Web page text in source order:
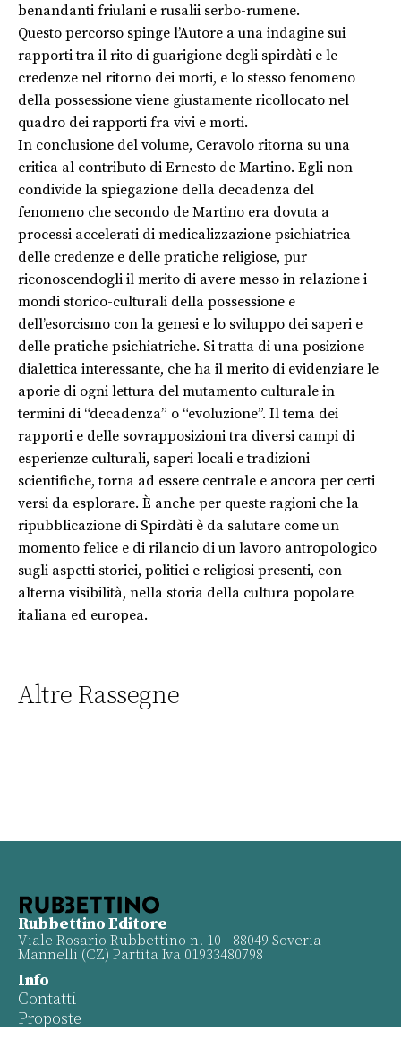
benandanti friulani e rusalii serbo-rumene.
Questo percorso spinge l’Autore a una indagine sui
rapporti tra il rito di guarigione degli spirdàti e le
credenze nel ritorno dei morti, e lo stesso fenomeno
della possessione viene giustamente ricollocato nel
quadro dei rapporti fra vivi e morti.
In conclusione del volume, Ceravolo ritorna su una
critica al contributo di Ernesto de Martino. Egli non
condivide la spiegazione della decadenza del
fenomeno che secondo de Martino era dovuta a
processi accelerati di medicalizzazione psichiatrica
delle credenze e delle pratiche religiose, pur
riconoscendogli il merito di avere messo in relazione i
mondi storico-culturali della possessione e
dell’esorcismo con la genesi e lo sviluppo dei saperi e
delle pratiche psichiatriche. Si tratta di una posizione
dialettica interessante, che ha il merito di evidenziare le
aporie di ogni lettura del mutamento culturale in
termini di “decadenza” o “evoluzione”. Il tema dei
rapporti e delle sovrapposizioni tra diversi campi di
esperienze culturali, saperi locali e tradizioni
scientifiche, torna ad essere centrale e ancora per certi
versi da esplorare. È anche per queste ragioni che la
ripubblicazione di Spirdàti è da salutare come un
momento felice e di rilancio di un lavoro antropologico
sugli aspetti storici, politici e religiosi presenti, con
alterna visibilità, nella storia della cultura popolare
italiana ed europea.
Altre Rassegne
Rubbettino Editore
Viale Rosario Rubbettino n. 10 - 88049 Soveria
Mannelli (CZ) Partita Iva 01933480798
Info
Contatti
Proposte